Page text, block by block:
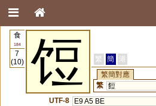
食
184
7
(10)
饾 繁 簡
港
繁簡對應
繁 餖
UTF-8
E9 A5 BE